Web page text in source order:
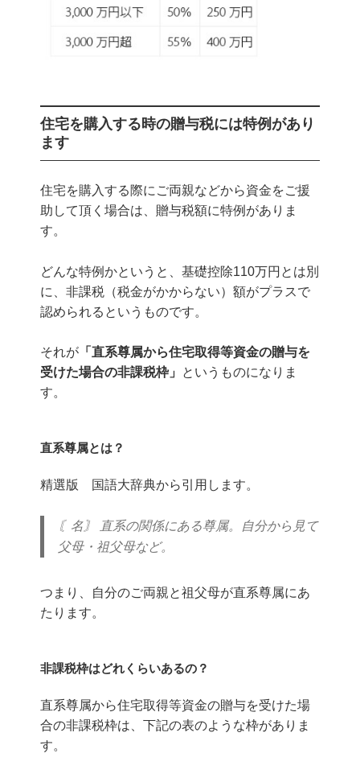
住宅を購入する時の贈与税には特例があり
ます
住宅を購入する際にご両親などから資金をご援
助して頂く場合は、贈与税額に特例がありま
す。
どんな特例かというと、基礎控除110万円とは別
に、非課税（税金がかからない）額がプラスで
認められるというものです。
それが「直系尊属から住宅取得等資金の贈与を
受けた場合の非課税枠」
というものになりま
す。
直系尊属とは？
精選版 国語大辞典から引用します。
〘名〙 直系の関係にある尊属。自分から見て
父母・祖父母など。
つまり、自分のご両親と祖父母が直系尊属にあ
たります。
非課税枠はどれくらいあるの？
直系尊属から住宅取得等資金の贈与を受けた場
合の非課税枠は、下記の表のような枠がありま
す。